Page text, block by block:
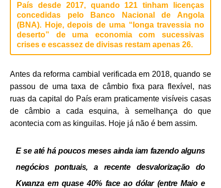
País desde 2017, quando 121 tinham licenças
concedidas pelo Banco Nacional de Angola
(BNA). Hoje, depois de uma “longa travessia no
deserto” de uma economia com sucessivas
crises e escassez de divisas restam apenas 26.
Antes da reforma cambial verificada em 2018, quando se
passou de uma taxa de câmbio fixa para flexível, nas
ruas da capital do País eram praticamente visíveis casas
de câmbio a cada esquina, à semelhança do que
acontecia com as kinguilas. Hoje já não é bem assim.
E se até há poucos meses ainda iam fazendo alguns
negócios pontuais, a recente desvalorização do
Kwanza em quase 40% face ao dólar (entre Maio e